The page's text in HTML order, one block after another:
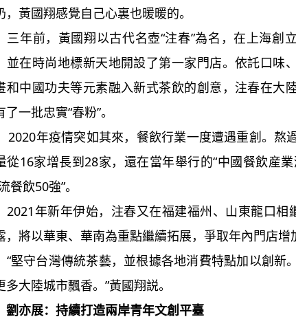
，黃國翔感覺自己心裏也暖暖的。
前，黃國翔以古代名壺“注春”為名，在上海創
並在時尚地標新天地開設了第一家門店。依託口味
和中國功夫等元素融入新式茶飲的創意，注春在大
了一批忠實“春粉”。
年疫情突如其來，餐飲行業一度遭遇重創。熬
從16家增長到28家，還在當年舉行的“中國餐飲産
餐飲50強”。
年新年伊始，注春又在福建福州、山東龍口相
，將以華東、華南為重點繼續拓展，爭取年內門店增
守台灣傳統茶藝，並根據各地消費特點加以創新
多大陸城市飄香。”黃國翔説。
劉亦展：持續打造兩岸青年文創平臺